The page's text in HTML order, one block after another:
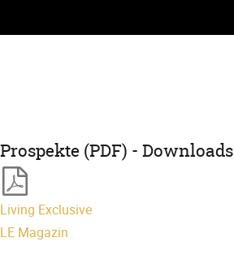
Prospekte (PDF) - Downloads
Living Exclusive
LE Magazin